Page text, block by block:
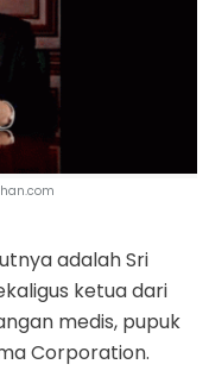
adalah Sri
ketua dari
medis, pupuk
Corporation.